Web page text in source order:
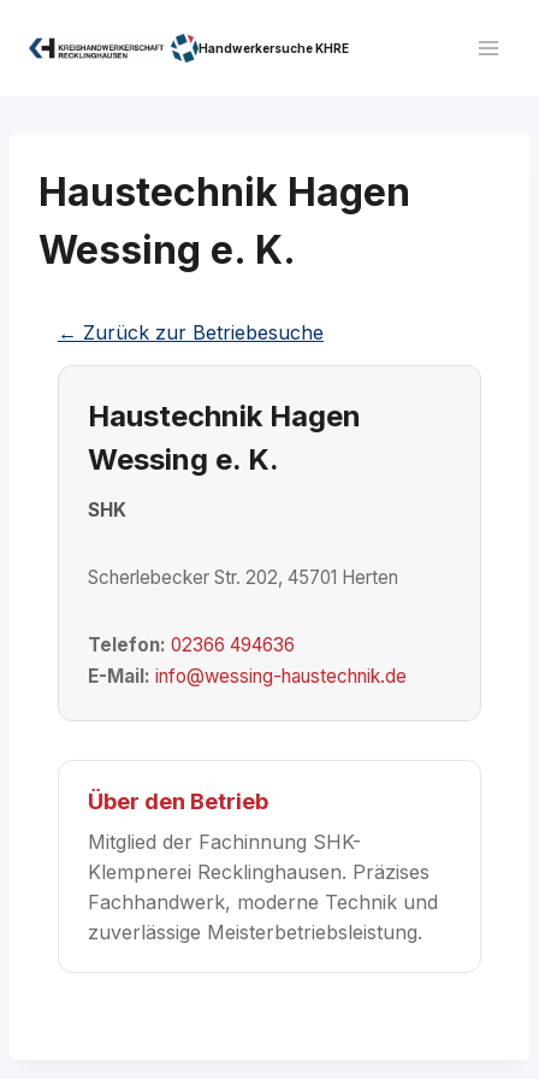
Inhalt
Handwerkersuche KHRE
Haustechnik Hagen
Wessing e. K.
← Zurück zur Betriebesuche
Haustechnik Hagen
Wessing e. K.
SHK
Scherlebecker Str. 202, 45701 Herten
Telefon: 02366 494636
E-Mail: info@wessing-haustechnik.de
Über den Betrieb
Mitglied der Fachinnung SHK-
Klempnerei Recklinghausen. Präzises
Fachhandwerk, moderne Technik und
zuverlässige Meisterbetriebsleistung.